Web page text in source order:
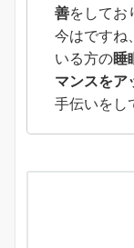
善をしてお
今はですね
いる方の睡
マンスをア
手伝いをし